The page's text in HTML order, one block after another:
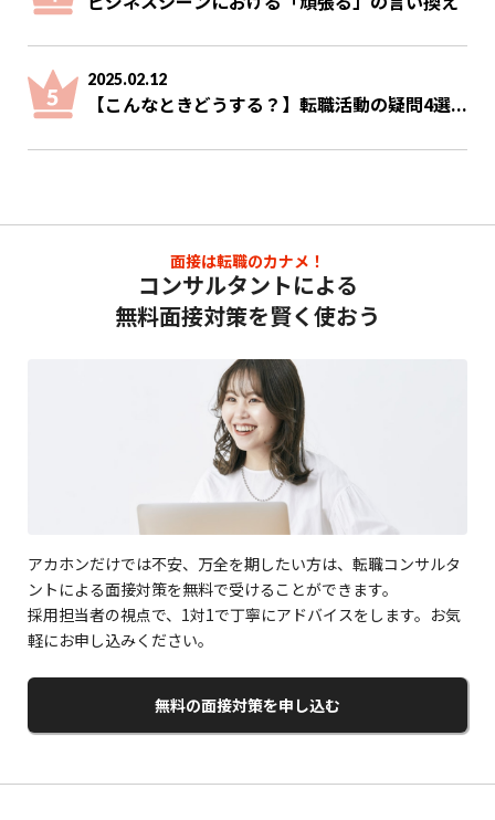
2025.02.12
【こんなときどうする？】転職活動の疑問4選...
面接は転職のカナメ！
コンサルタントによる
無料面接対策を賢く使おう
アカホンだけでは不安、万全を期したい方は、転職コンサルタ
ントによる面接対策を無料で受けることができます。
採用担当者の視点で、1対1で丁寧にアドバイスをします。お気
軽にお申し込みください。
無料の面接対策を申し込む